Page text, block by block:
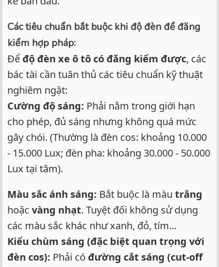
Các tiêu chuẩn bắt buộc khi độ đèn để đăng
kiểm hợp pháp:
Để độ đèn xe ô tô có đăng kiểm được, các
bác tài cần tuân thủ các tiêu chuẩn kỹ thuật
nghiêm ngặt:
Cường độ sáng: Phải nằm trong giới hạn
cho phép, đủ sáng nhưng không quá mức
gây chói. (Thường là đèn cos: khoảng 10.000
- 15.000 Lux; đèn pha: khoảng 30.000 - 50.000
Lux tại tâm).
Màu sắc ánh sáng: Bắt buộc là màu trắng
hoặc vàng nhạt. Tuyệt đối không sử dụng
các màu sắc khác như xanh, đỏ, tím...
Kiểu chùm sáng (đặc biệt quan trọng với
đèn cos): Phải có đường cắt sáng (cut-off